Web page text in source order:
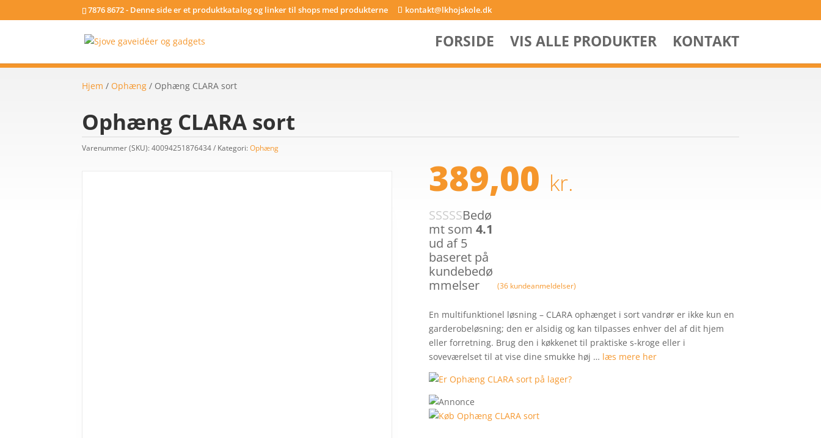
7876 8672 - Denne side er et produktkatalog og linker til shops med produkterne kontakt@lkhojskole.dk
FORSIDE VIS ALLE PRODUKTER KONTAKT
Hjem / Ophæng / Ophæng CLARA sort
Ophæng CLARA sort
Varenummer (SKU):40094251876434 Kategori:Ophæng
389,00 kr.
Bedø
mt som 4.1
ud af 5
baseret på
kundebedø
mmelser
(36kundeanmeldelser)
En multifunktionel løsning – CLARA ophænget i sort vandrør er ikke kun en
garderobeløsning; den er alsidig og kan tilpasses enhver del af dit hjem
eller forretning. Brug den i køkkenet til praktiske s-kroge eller i
soveværelset til at vise dine smukke høj … læs mere her